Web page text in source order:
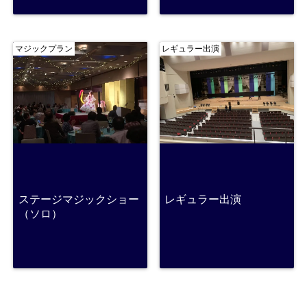
マジックプラン
ステージマジックショー
（ソロ）
レギュラー出演
レギュラー出演